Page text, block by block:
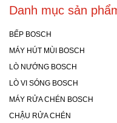
Danh mục sản
BẾP BOSCH
MÁY HÚT MÙI BOSCH
LÒ NƯỚNG BOSCH
LÒ VI SÓNG BOSCH
MÁY RỬA CHÉN BOSCH
CHẬU RỬA CHÉN